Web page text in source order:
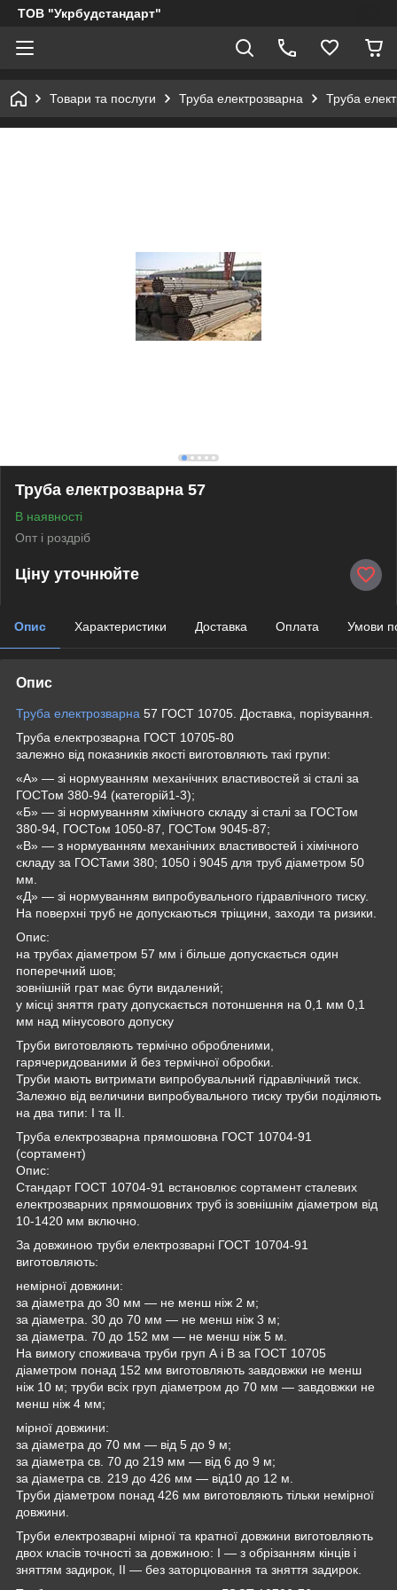
ТОВ "Укрбудстандарт"
Товари та послуги Труба електрозварна Труба
Труба електрозварна 57
В наявності
Опт і роздріб
Ціну уточнюйте
Опис Характеристики Доставка Оплата Умови
Опис
Труба електрозварна 57 ГОСТ 10705. Доставка, порізування.
Труба електрозварна ГОСТ 10705-80
залежно від показників якості виготовляють такі групи:
«А» — зі нормуванням механічних властивостей зі сталі за
ГОСТом 380-94 (категорій1-3);
«Б» — зі нормуванням хімічного складу зі сталі за ГОСТом
380-94, ГОСТом 1050-87, ГОСТом 9045-87;
«В» — з нормуванням механічних властивостей і хімічного
складу за ГОСТами 380; 1050 і 9045 для труб діаметром 50
мм.
«Д» — зі нормуванням випробувального гідравлічного тиску.
На поверхні труб не допускаються тріщини, заходи та ризики.
Опис:
на трубах діаметром 57 мм і більше допускається один
поперечний шов;
зовнішній грат має бути видалений;
у місці зняття грату допускається потоншення на 0,1 мм 0,1
мм над мінусового допуску
Труби виготовляють термічно обробленими,
гарячеридованими й без термічної обробки.
Труби мають витримати випробувальний гідравлічний тиск.
Залежно від величини випробувального тиску труби поділяють
на два типи: I та II.
Труба електрозварна прямошовна ГОСТ 10704-91
(сортамент)
Опис:
Стандарт ГОСТ 10704-91 встановлює сортамент сталевих
електрозварних прямошовних труб із зовнішнім діаметром від
10-1420 мм включно.
За довжиною труби електрозварні ГОСТ 10704-91
виготовляють:
немірної довжини:
за діаметра до 30 мм — не менш ніж 2 м;
за діаметра. 30 до 70 мм — не менш ніж 3 м;
за діаметра. 70 до 152 мм — не менш ніж 5 м.
На вимогу споживача труби груп А і В за ГОСТ 10705
діаметром понад 152 мм виготовляють завдовжки не менш
ніж 10 м; труби всіх груп діаметром до 70 мм — завдовжки не
менш ніж 4 мм;
мірної довжини:
за діаметра до 70 мм — від 5 до 9 м;
за діаметра св. 70 до 219 мм — від 6 до 9 м;
за діаметра св. 219 до 426 мм — від10 до 12 м.
Труби діаметром понад 426 мм виготовляють тільки немірної
довжини.
Труби електрозварні мірної та кратної довжини виготовляють
двох класів точності за довжиною: I — з обрізанням кінців і
зняттям задирок, II — без заторцювання та зняття задирок.